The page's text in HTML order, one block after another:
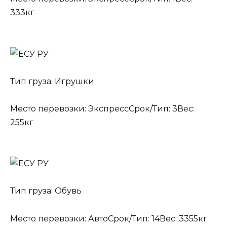
333кг
Тип груза: Игрушки
Место перевозки: ЭкспрессСрок/Тип: 3Вес:
255кг
Тип груза: Обувь
Место перевозки: АвтоСрок/Тип: 14Вес: 3355кг